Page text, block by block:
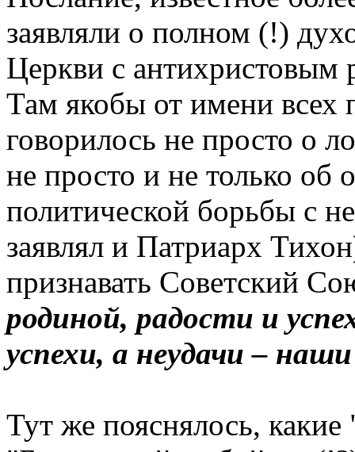
заявляли о полном (!)
Церкви с
Там якобы от имени всех
говорилось не просто о
не просто и не только об
политической борьбы с
заявлял и Патриарх
признавать Советский
родиной, радости и
успехи, а неудачи –
Тут же пояснялось,